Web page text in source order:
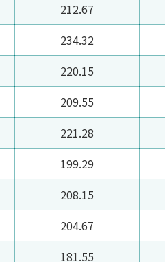
212.67
234.32
220.15
209.55
221.28
199.29
208.15
204.67
181.55